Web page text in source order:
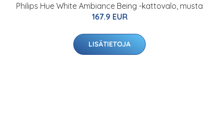
Philips Hue White Ambiance Being -kattovalo, musta
167.9 EUR
LISÄTIETOJA